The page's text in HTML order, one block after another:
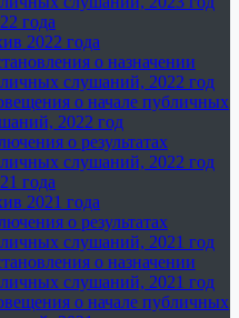
года
2022 года
о назначении
слушаний, 2022 год
о начале публичных
2022 год
о результатах
слушаний, 2022 год
года
2021 года
о результатах
слушаний, 2021 год
о назначении
слушаний, 2021 год
о начале публичных